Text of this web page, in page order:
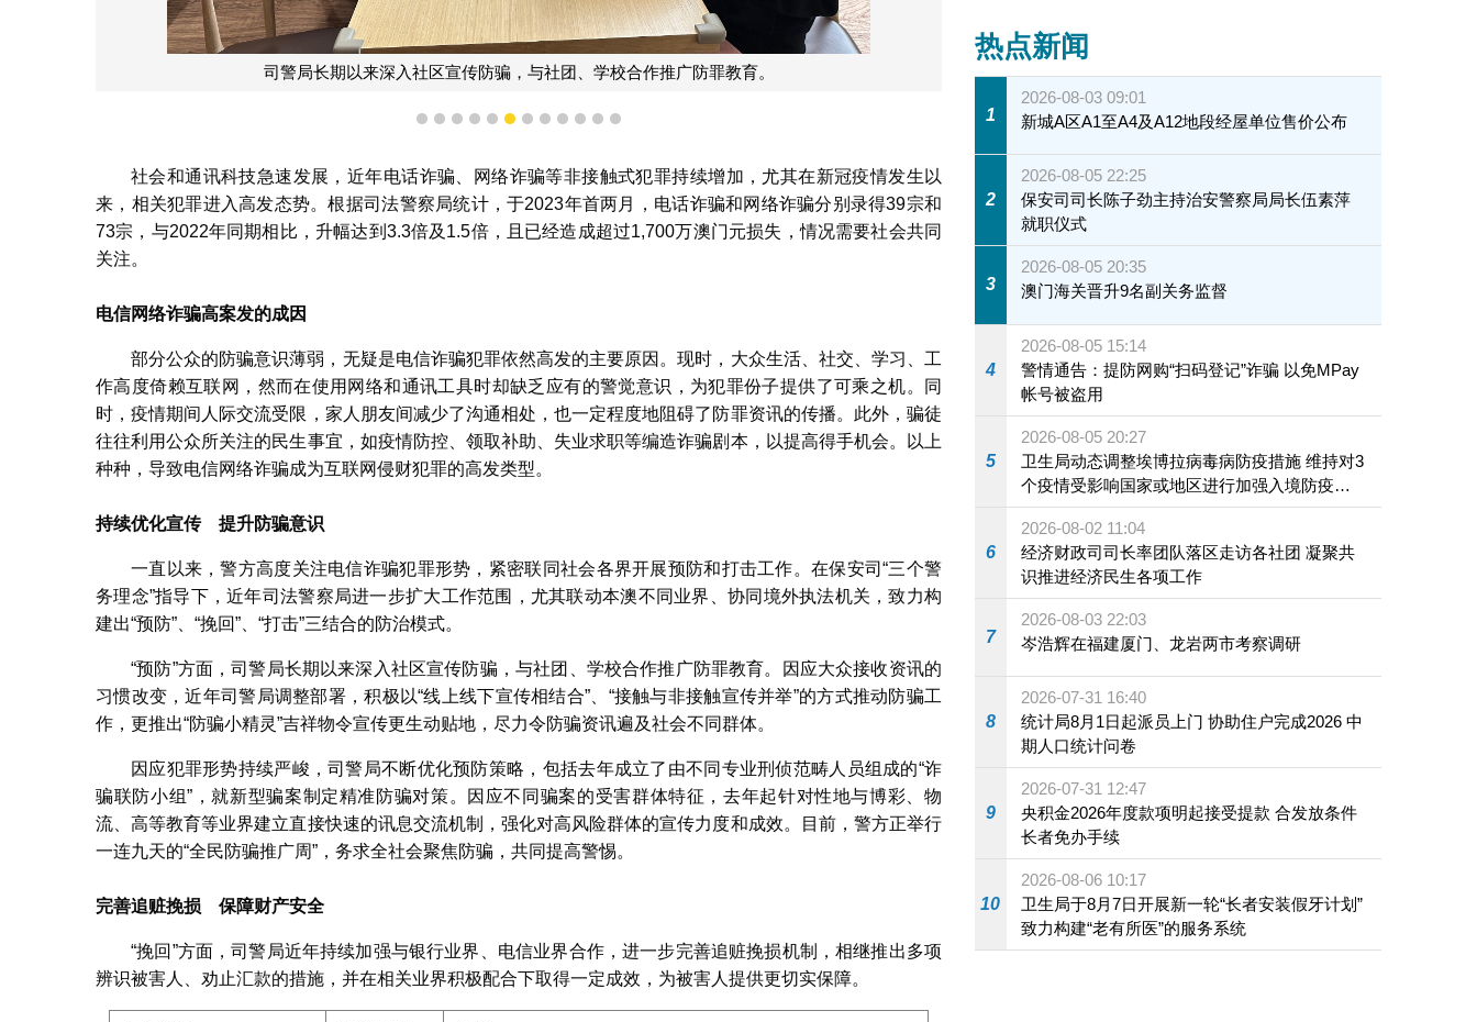
司警局长期以来深入社区宣传防骗，与社团、学校合作推广防罪教育。
1 2 3 4 5 6 7 8 9 101112
社会和通讯科技急速发展，近年电话诈骗、网络诈骗等非接触式犯罪持续增加，尤其在新冠疫情发生以
来，相关犯罪进入高发态势。根据司法警察局统计，于2023年首两月，电话诈骗和网络诈骗分别录得39宗和
73宗，与2022年同期相比，升幅达到3.3倍及1.5倍，且已经造成超过1,700万澳门元损失，情况需要社会共同
关注。
电信网络诈骗高案发的成因
部分公众的防骗意识薄弱，无疑是电信诈骗犯罪依然高发的主要原因。现时，大众生活、社交、学习、工
作高度倚赖互联网，然而在使用网络和通讯工具时却缺乏应有的警觉意识，为犯罪份子提供了可乘之机。同
时，疫情期间人际交流受限，家人朋友间减少了沟通相处，也一定程度地阻碍了防罪资讯的传播。此外，骗徒
往往利用公众所关注的民生事宜，如疫情防控、领取补助、失业求职等编造诈骗剧本，以提高得手机会。以上
种种，导致电信网络诈骗成为互联网侵财犯罪的高发类型。
持续优化宣传 提升防骗意识
一直以来，警方高度关注电信诈骗犯罪形势，紧密联同社会各界开展预防和打击工作。在保安司“三个警
务理念”指导下，近年司法警察局进一步扩大工作范围，尤其联动本澳不同业界、协同境外执法机关，致力构
建出“预防”、“挽回”、“打击”三结合的防治模式。
“预防”方面，司警局长期以来深入社区宣传防骗，与社团、学校合作推广防罪教育。因应大众接收资讯的
习惯改变，近年司警局调整部署，积极以“线上线下宣传相结合”、“接触与非接触宣传并举”的方式推动防骗工
作，更推出“防骗小精灵”吉祥物令宣传更生动贴地，尽力令防骗资讯遍及社会不同群体。
因应犯罪形势持续严峻，司警局不断优化预防策略，包括去年成立了由不同专业刑侦范畴人员组成的“诈
骗联防小组”，就新型骗案制定精准防骗对策。因应不同骗案的受害群体特征，去年起针对性地与博彩、物
流、高等教育等业界建立直接快速的讯息交流机制，强化对高风险群体的宣传力度和成效。目前，警方正举行
一连九天的“全民防骗推广周”，务求全社会聚焦防骗，共同提高警惕。
完善追赃挽损 保障财产安全
“挽回”方面，司警局近年持续加强与银行业界、电信业界合作，进一步完善追赃挽损机制，相继推出多项
辨识被害人、劝止汇款的措施，并在相关业界积极配合下取得一定成效，为被害人提供更切实保障。
热点新闻
1
2026-08-03 09:01
新城A区A1至A4及A12地段经屋单位售价公布
2
2026-08-05 22:25
保安司司长陈子劲主持治安警察局局长伍素萍
就职仪式
3
2026-08-05 20:35
澳门海关晋升9名副关务监督
4
2026-08-05 15:14
警情通告：提防网购“扫码登记”诈骗 以免MPay
帐号被盗用
5
2026-08-05 20:27
卫生局动态调整埃博拉病毒病防疫措施 维持对3
个疫情受影响国家或地区进行加强入境防疫措
施
6
2026-08-02 11:04
经济财政司司长率团队落区走访各社团 凝聚共
识推进经济民生各项工作
7
2026-08-03 22:03
岑浩辉在福建厦门、龙岩两市考察调研
8
2026-07-31 16:40
统计局8月1日起派员上门 协助住户完成2026 中
期人口统计问卷
9
2026-07-31 12:47
央积金2026年度款项明起接受提款 合发放条件
长者免办手续
10
2026-08-06 10:17
卫生局于8月7日开展新一轮“长者安装假牙计划”
致力构建“老有所医”的服务系统